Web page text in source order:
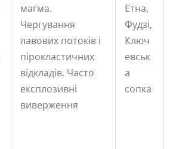
магма.
Чергування
лавових потоків і
пірокластичних
відкладів. Часто
експлозивні
виверження
Етна,
Фудзі,
Ключ
евськ
а
сопка